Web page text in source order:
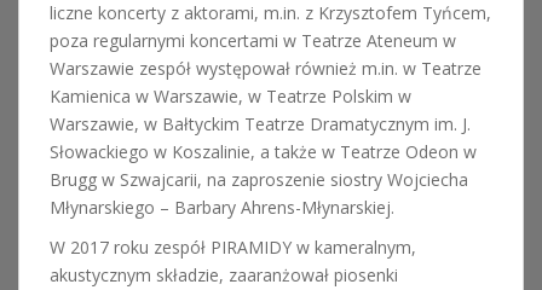
liczne koncerty z aktorami, m.in. z Krzysztofem Tyńcem,
poza regularnymi koncertami w Teatrze Ateneum w
Warszawie zespół występował również m.in. w Teatrze
Kamienica w Warszawie, w Teatrze Polskim w
Warszawie, w Bałtyckim Teatrze Dramatycznym im. J.
Słowackiego w Koszalinie, a także w Teatrze Odeon w
Brugg w Szwajcarii, na zaproszenie siostry Wojciecha
Młynarskiego – Barbary Ahrens-Młynarskiej.
W 2017 roku zespół PIRAMIDY w kameralnym,
akustycznym składzie, zaaranżował piosenki